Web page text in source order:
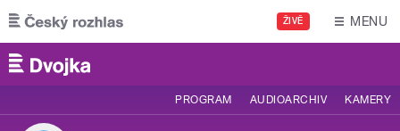
Přejít k hlavnímu obsahu
ŽIVĚ MENU
PROGRAM AUDIOARCHIV KAMERY